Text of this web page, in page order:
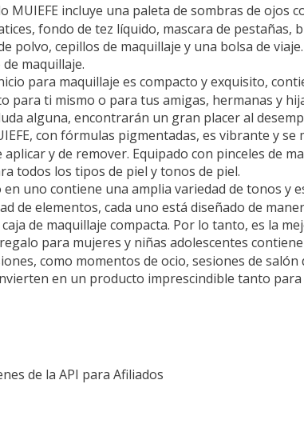
MUIEFE incluye una paleta de sombras de ojos
fondo de tez líquido, mascara de pestañas,
polvo, cepillos de maquillaje y una bolsa de
maquillaje.
para maquillaje es compacto y exquisito,
ti mismo o para tus amigas, hermanas y
alguna, encontrarán un gran placer al
con fórmulas pigmentadas, es vibrante y
y de remover. Equipado con pinceles de
todos los tipos de piel y tonos de piel.
en uno contiene una amplia variedad de tonos y
de elementos, cada uno está diseñado de
de maquillaje compacta. Por lo tanto, es la
para mujeres y niñas adolescentes
como momentos de ocio, sesiones de salón
en un producto imprescindible tanto
de la API para Afiliados